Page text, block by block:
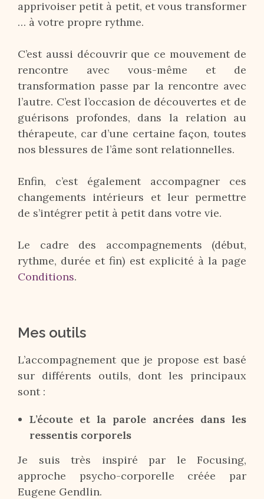
apprivoiser petit à petit, et vous transformer
… à votre propre rythme.
C’est aussi découvrir que ce mouvement de
rencontre avec vous-même et de
transformation passe par la rencontre avec
l’autre. C’est l’occasion de découvertes et de
guérisons profondes, dans la relation au
thérapeute, car d’une certaine façon, toutes
nos blessures de l’âme sont relationnelles.
Enfin, c’est également accompagner ces
changements intérieurs et leur permettre
de s’intégrer petit à petit dans votre vie.
Le cadre des accompagnements (début,
rythme, durée et fin) est explicité à la page
Conditions.
Mes outils
L’accompagnement que je propose est basé
sur différents outils, dont les principaux
sont :
L’écoute et la parole ancrées dans les
ressentis corporels
Je suis très inspiré par le Focusing,
approche psycho-corporelle créée par
Eugene Gendlin.